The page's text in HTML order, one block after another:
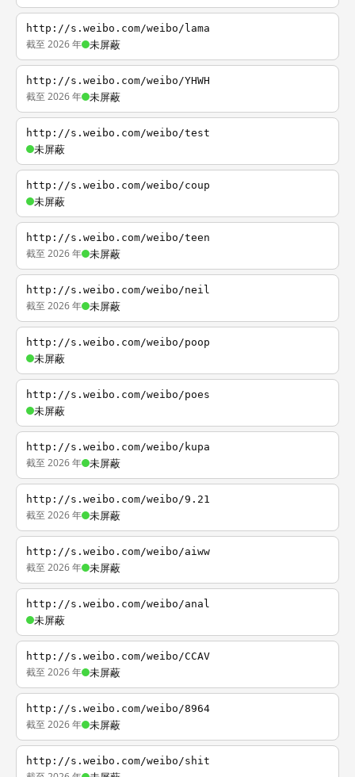
http://s.weibo.com/weibo/lama
截至 2026 年 未屏蔽
http://s.weibo.com/weibo/YHWH
截至 2026 年 未屏蔽
http://s.weibo.com/weibo/test
未屏蔽
http://s.weibo.com/weibo/coup
未屏蔽
http://s.weibo.com/weibo/teen
截至 2026 年 未屏蔽
http://s.weibo.com/weibo/neil
截至 2026 年 未屏蔽
http://s.weibo.com/weibo/poop
未屏蔽
http://s.weibo.com/weibo/poes
未屏蔽
http://s.weibo.com/weibo/kupa
截至 2026 年 未屏蔽
http://s.weibo.com/weibo/9.21
截至 2026 年 未屏蔽
http://s.weibo.com/weibo/aiww
截至 2026 年 未屏蔽
http://s.weibo.com/weibo/anal
未屏蔽
http://s.weibo.com/weibo/CCAV
截至 2026 年 未屏蔽
http://s.weibo.com/weibo/8964
截至 2026 年 未屏蔽
http://s.weibo.com/weibo/shit